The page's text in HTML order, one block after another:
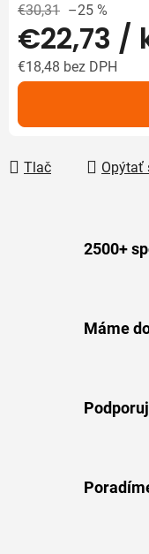
€30,31 –25 %
€22,73 /
€18,48 bez DPH
Tlač Opýtať
2500+
Máme